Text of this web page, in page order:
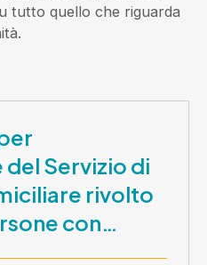
tutto quello che riguarda
del Servizio di
rivolto
con